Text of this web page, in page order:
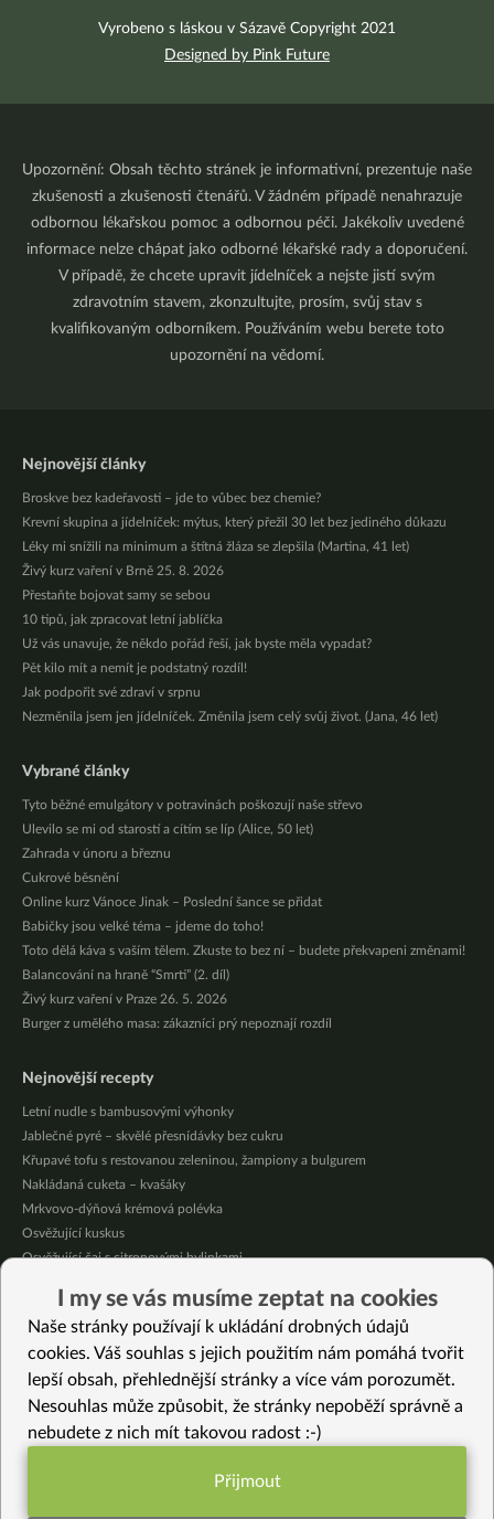
Vyrobeno s láskou v Sázavě Copyright 2021
Designed by Pink Future
Upozornění: Obsah těchto stránek je informativní, prezentuje naše
zkušenosti a zkušenosti čtenářů. V žádném případě nenahrazuje
odbornou lékařskou pomoc a odbornou péči. Jakékoliv uvedené
informace nelze chápat jako odborné lékařské rady a doporučení.
V případě, že chcete upravit jídelníček a nejste jistí svým
zdravotním stavem, zkonzultujte, prosím, svůj stav s
kvalifikovaným odborníkem. Používáním webu berete toto
upozornění na vědomí.
Nejnovější články
Broskve bez kadeřavosti – jde to vůbec bez chemie?
Krevní skupina a jídelníček: mýtus, který přežil 30 let bez jediného důkazu
Léky mi snížili na minimum a štítná žláza se zlepšila (Martina, 41 let)
Živý kurz vaření v Brně 25. 8. 2026
Přestaňte bojovat samy se sebou
10 tipů, jak zpracovat letní jablíčka
Už vás unavuje, že někdo pořád řeší, jak byste měla vypadat?
Pět kilo mít a nemít je podstatný rozdíl!
Jak podpořit své zdraví v srpnu
Nezměnila jsem jen jídelníček. Změnila jsem celý svůj život. (Jana, 46 let)
Vybrané články
Tyto běžné emulgátory v potravinách poškozují naše střevo
Ulevilo se mi od starostí a cítím se líp (Alice, 50 let)
Zahrada v únoru a březnu
Cukrové běsnění
Online kurz Vánoce Jinak – Poslední šance se přidat
Babičky jsou velké téma – jdeme do toho!
Toto dělá káva s vaším tělem. Zkuste to bez ní – budete překvapeni změnami!
Balancování na hraně “Smrti” (2. díl)
Živý kurz vaření v Praze 26. 5. 2026
Burger z umělého masa: zákazníci prý nepoznají rozdíl
Nejnovější recepty
Letní nudle s bambusovými výhonky
Jablečné pyré – skvělé přesnídávky bez cukru
Křupavé tofu s restovanou zeleninou, žampiony a bulgurem
Nakládaná cuketa – kvašáky
Mrkvovo-dýňová krémová polévka
Osvěžující kuskus
Osvěžující čaj s citronovými bylinkami
Čokoládové muffiny s mangovým krémem
Meruňky a jablka v citrónovém želé
Vybrané recepty
Batátovo – zeleninový krém
Silvestrovský nealko svařák pro děti i dospělé
Tchýniny jazyky
I my se vás musíme zeptat na cookies
Naše stránky používají k ukládání drobných údajů
cookies. Váš souhlas s jejich použitím nám pomáhá tvořit
lepší obsah, přehlednější stránky a více vám porozumět.
Nesouhlas může způsobit, že stránky nepoběží správně a
nebudete z nich mít takovou radost :-)
Funkční nastavení potřebujeme (vždy
Přijmout